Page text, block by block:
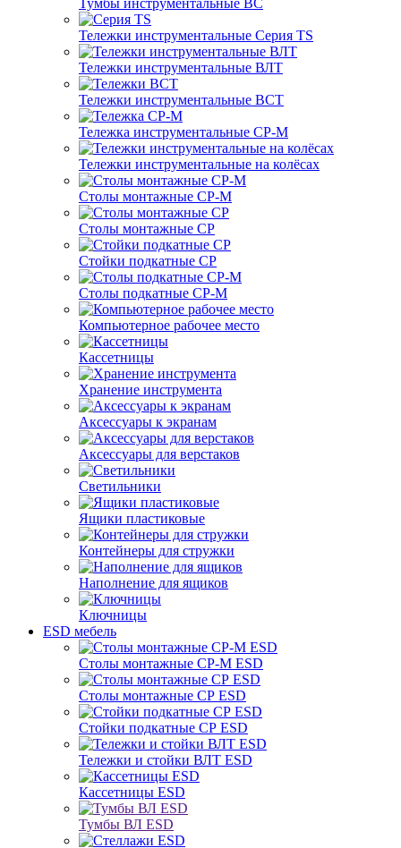
Тумбы инструментальные ВС
Тележки инструментальные Серия TS
Тележки инструментальные ВЛТ
Тележки инструментальные ВСТ
Тележка инструментальные СР-М
Тележки инструментальные на колёсах
Столы монтажные СР-М
Столы монтажные СР
Стойки подкатные СР
Столы подкатные СР-М
Компьютерное рабочее место
Кассетницы
Хранение инструмента
Аксессуары к экранам
Аксессуары для верстаков
Светильники
Ящики пластиковые
Контейнеры для стружки
Наполнение для ящиков
Ключницы
ESD мебель
Столы монтажные СР-М ESD
Столы монтажные СР ESD
Стойки подкатные СР ESD
Тележки и стойки ВЛТ ESD
Кассетницы ESD
Тумбы ВЛ ESD